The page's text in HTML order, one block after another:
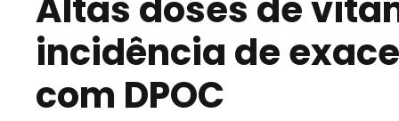
incidência de
com DPOC